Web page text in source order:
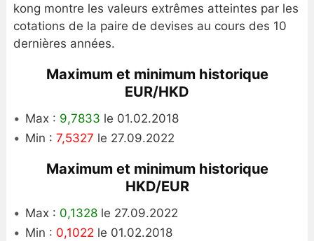
kong montre les valeurs extrêmes atteintes par les
cotations de la paire de devises au cours des 10
dernières années.
Maximum et minimum historique
EUR/HKD
Max : 9,7833 le 01.02.2018
Min : 7,5327 le 27.09.2022
Maximum et minimum historique
HKD/EUR
Max : 0,1328le 27.09.2022
Min : 0,1022 le 01.02.2018